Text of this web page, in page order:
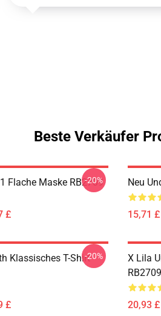
Beste Verkäufer
Flache Maske RB2709
£
-20% Neu
15,71
Klassisches T-Shirt
£
-20%
X Lila
RB2709
20,93